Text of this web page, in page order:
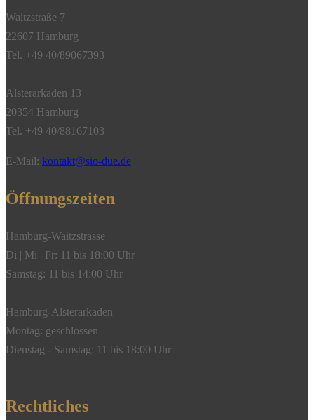
Waitzstraße 7
22607 Hamburg
Tel. +49 40/89067393
Alsterarkaden 13
20354 Hamburg
Tel. +49 40/88167103
E-Mail: kontakt@sio-due.de
Öffnungszeiten
Hamburg-Waitzstrasse
Di | Mi | Fr: 11 bis 18:00 Uhr
Samstag: 11 bis 14:00 Uhr
Hamburg-Alsterarkaden
Montag: geschlossen
Dienstag - Samstag: 11 bis 18:00 Uhr
Rechtliches